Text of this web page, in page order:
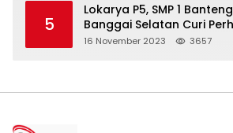
5
Lokarya P5, SMP 1
Banggai Selatan Curi
16 November 2023 3657